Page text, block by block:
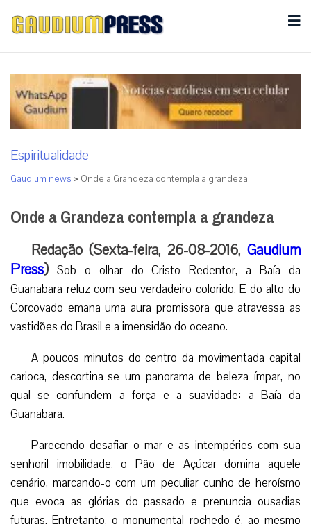
Espiritualidade
Gaudium news > Onde a Grandeza contempla a grandeza
Onde a Grandeza contempla a grandeza
Redação (Sexta-feira, 26-08-2016, Gaudium
Press) Sob o olhar do Cristo Redentor, a Baía da
Guanabara reluz com seu verdadeiro colorido. E do alto do
Corcovado emana uma aura promissora que atravessa as
vastidões do Brasil e a imensidão do oceano.
A poucos minutos do centro da movimentada capital
carioca, descortina-se um panorama de beleza ímpar, no
qual se confundem a força e a suavidade: a Baía da
Guanabara.
Parecendo desafiar o mar e as intempéries com sua
senhoril imobilidade, o Pão de Açúcar domina aquele
cenário, marcando-o com um peculiar cunho de heroísmo
que evoca as glórias do passado e prenuncia ousadias
futuras. Entretanto, o monumental rochedo é, ao mesmo